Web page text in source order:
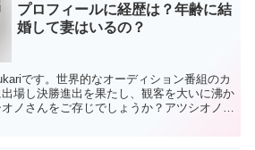
プロフィールに経歴は？年齢に結
婚して妻はいるの？
です。世界的なオーディション番組のカ
場し決勝進出を果たし、観客を大いに沸か
ノさんをご存じでしょうか？アツシオノさ